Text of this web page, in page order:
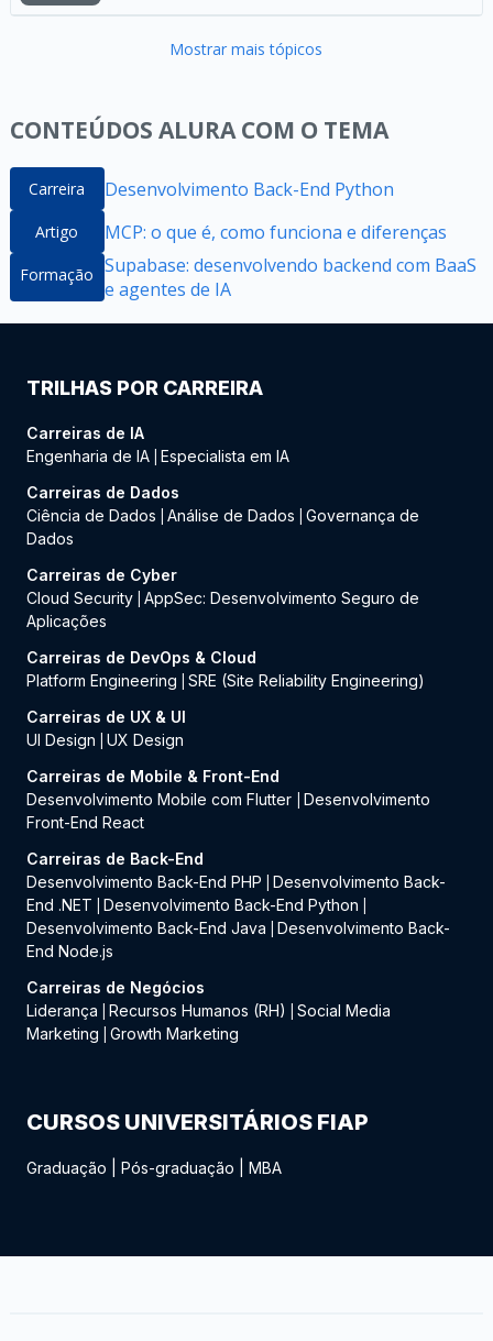
Mostrar mais tópicos
CONTEÚDOS ALURA COM O TEMA
Carreira Desenvolvimento Back-End Python
Artigo MCP: o que é, como funciona e diferenças
Formação Supabase: desenvolvendo backend com BaaS
e agentes de IA
TRILHAS POR CARREIRA
Carreiras de IA
Engenharia de IA Especialista em IA
Carreiras de Dados
Ciência de Dados
Análise de Dados
Governança de
Dados
Carreiras de Cyber
Cloud Security AppSec: Desenvolvimento Seguro de
Aplicações
Carreiras de DevOps & Cloud
Platform Engineering
SRE (Site Reliability Engineering)
Carreiras de UX & UI
UI Design
UX Design
Carreiras de Mobile & Front-End
Desenvolvimento Mobile com Flutter
Desenvolvimento
Front-End React
Carreiras de Back-End
Desenvolvimento Back-End PHP
Desenvolvimento Back-
End .NET
Desenvolvimento Back-End Python
Desenvolvimento Back-End Java
Desenvolvimento Back-
End Node.js
Carreiras de Negócios
Liderança
Recursos Humanos (RH)
Social Media
Marketing
Growth Marketing
CURSOS UNIVERSITÁRIOS FIAP
Graduação Pós-graduação MBA